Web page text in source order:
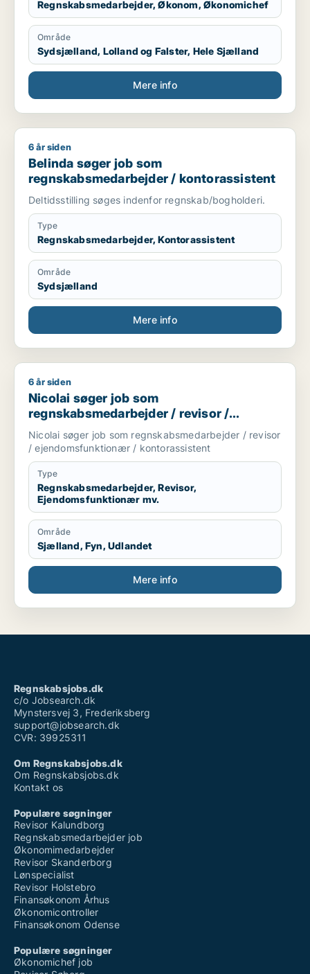
Regnskabsmedarbejder, Økonom, Økonomichef
Område
Sydsjælland, Lolland og Falster, Hele Sjælland
Mere info
Belinda søger job som regnskabsmedarbejder /
6 år siden
Belinda søger job som
regnskabsmedarbejder / kontorassistent
Deltidsstilling søges indenfor regnskab/bogholderi.
Type
Regnskabsmedarbejder, Kontorassistent
Område
Sydsjælland
Mere info
Nicolai søger job som regnskabsmedarbejder / revisor /
6 år siden
Nicolai søger job som
regnskabsmedarbejder / revisor /
ejendomsfunktionær / kontorassistent
Nicolai søger job som regnskabsmedarbejder / revisor
/ ejendomsfunktionær / kontorassistent
Type
Regnskabsmedarbejder, Revisor,
Ejendomsfunktionær mv.
Område
Sjælland, Fyn, Udlandet
Mere info
Regnskabsjobs.dk
c/o Jobsearch.dk
Mynstersvej 3, Frederiksberg
support@jobsearch.dk
CVR: 39925311
Om Regnskabsjobs.dk
Om Regnskabsjobs.dk
Kontakt os
Populære søgninger
Revisor Kalundborg
Regnskabsmedarbejder job
Økonomimedarbejder
Revisor Skanderborg
Lønspecialist
Revisor Holstebro
Finansøkonom Århus
Økonomicontroller
Finansøkonom Odense
Populære søgninger
Økonomichef job